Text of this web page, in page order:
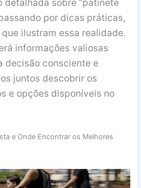
detalhada sobre “patinete
por dicas práticas,
ilustram essa realidade.
informações valiosas
decisão consciente e
juntos descobrir os
e opções disponíveis no
e Onde Encontrar os Melhores